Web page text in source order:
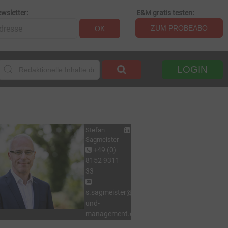
OK
E&M gratis testen:
ZUM PROBEABO
LOGIN
Stefan
Sagmeister
+49 (0)
8152 9311
33
s.sagmeister@energie-
und-
management.de